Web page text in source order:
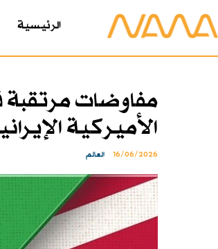
الرئیسیة
مفاوضات
الأميركية
16/06/2026 العالم